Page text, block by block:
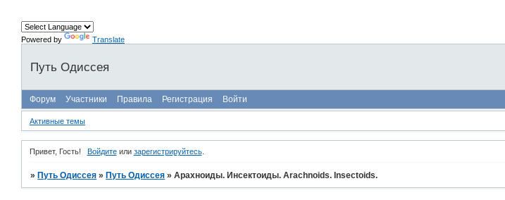
Powered by Translate
Путь Одиссея
Форум Участники Правила Регистрация Войти
Активные темы
Привет, Гость! Войдитеили зарегистрируйтесь.
» Путь Одиссея » Путь Одиссея »Арахноиды. Инсектоиды. Arachnoids. Insectoids.